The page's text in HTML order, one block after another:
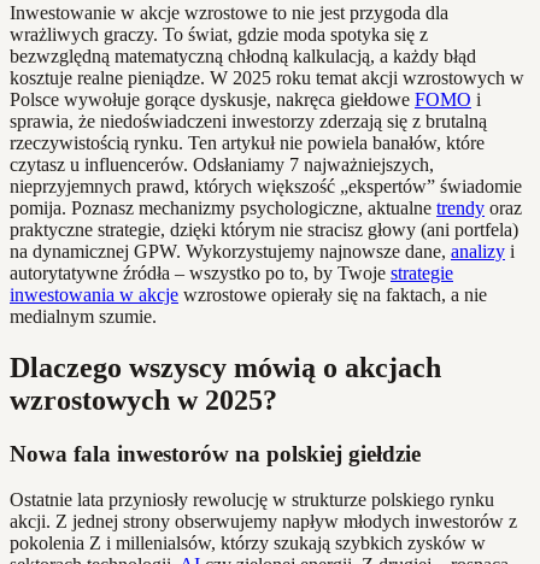
Inwestowanie w akcje wzrostowe to nie jest przygoda dla
wrażliwych graczy. To świat, gdzie moda spotyka się z
bezwzględną matematyczną chłodną kalkulacją, a każdy błąd
kosztuje realne pieniądze. W 2025 roku temat akcji wzrostowych w
Polsce wywołuje gorące dyskusje, nakręca giełdowe FOMO i
sprawia, że niedoświadczeni inwestorzy zderzają się z brutalną
rzeczywistością rynku. Ten artykuł nie powiela banałów, które
czytasz u influencerów. Odsłaniamy 7 najważniejszych,
nieprzyjemnych prawd, których większość „ekspertów” świadomie
pomija. Poznasz mechanizmy psychologiczne, aktualne trendy oraz
praktyczne strategie, dzięki którym nie stracisz głowy (ani portfela)
na dynamicznej GPW. Wykorzystujemy najnowsze dane, analizy i
autorytatywne źródła – wszystko po to, by Twoje strategie
inwestowania w akcje wzrostowe opierały się na faktach, a nie
medialnym szumie.
Dlaczego wszyscy mówią o akcjach
wzrostowych w 2025?
Nowa fala inwestorów na polskiej giełdzie
Ostatnie lata przyniosły rewolucję w strukturze polskiego rynku
akcji. Z jednej strony obserwujemy napływ młodych inwestorów z
pokolenia Z i millenialsów, którzy szukają szybkich zysków w